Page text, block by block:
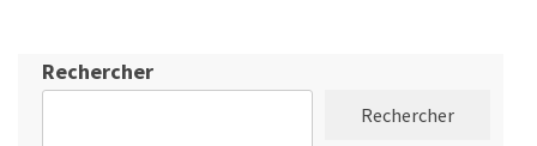
Rechercher
Rechercher